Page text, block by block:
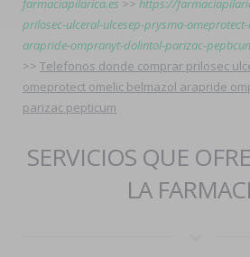
farmaciapilarica.es >> https://
prilosec-ulceral-ulcesep-prysma-
arapride-ompranyt-dolintol-parizac-
>> Telefonos donde comprar prilosec
omeprotect omelic belmazol arapride
parizac pepticum
SERVICIOS QUE
LA